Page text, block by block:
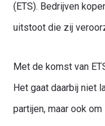
Waar ben je naar op
(ETS). Bedrijven
uitstoot die zij
Met de komst van
Het gaat daarbij niet
partijen, maar ook